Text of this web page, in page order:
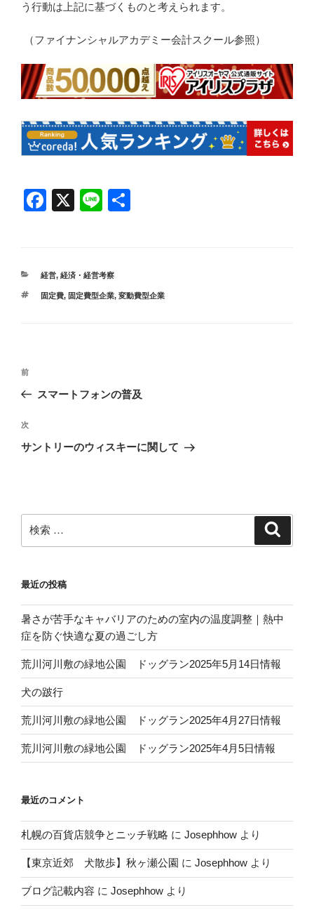
う行動は上記に基づくものと考えられます。
（ファイナンシャルアカデミー会計スクール参照）
F
e
b
X
Li
カ
ゴ
経営, 経済・経営考察
タ
固定費, 固定費型企業, 変動費型企業
投
ビ
ゲ
ン
過
去
投
稿
前
スマートフォンの普及
次
の
次
サントリーのウィスキーに関して
索:
最近の投稿
暑さが苦手なキャバリアのための室内の温度調整｜熱中
症を防ぐ快適な夏の過ごし方
荒川河川敷の緑地公園 ドッグラン2025年5月14日情報
犬の跛行
荒川河川敷の緑地公園 ドッグラン2025年4月27日情報
荒川河川敷の緑地公園 ドッグラン2025年4月5日情報
最近のコメント
札幌の百貨店競争とニッチ戦略 に Josephhow より
【東京近郊 犬散歩】秋ヶ瀬公園 に Josephhow より
ブログ記載内容 に Josephhow より